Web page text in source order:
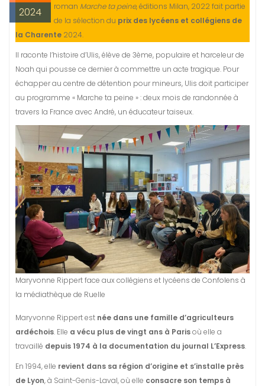
2024
roman Marche ta peine, éditions Milan, 2022 fait partie
de la sélection du prix des lycéens et collégiens de
la Charente 2024.
Il raconte l’histoire d’Ulis, élève de 3ème, populaire et harceleur de
Noah qui pousse ce dernier à commettre un acte tragique. Pour
échapper au centre de détention pour mineurs, Ulis doit participer
au programme « Marche ta peine » : deux mois de randonnée à
travers la France avec André, un éducateur taiseux.
Maryvonne Rippert face aux collégiens et lycéens de Confolens à
la médiathèque de Ruelle
Maryvonne Rippert est née dans une famille d’agriculteurs
ardéchois. Elle a vécu plus de vingt ans à Parisoù elle a
travaillé depuis 1974 à la documentation du journal L’Express.
En 1994, elle revient dans sa région d’origine et s’installe près
de Lyon, à Saint-Genis-Laval, où elle consacre son temps à